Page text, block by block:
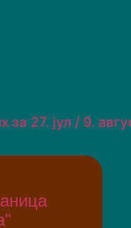
за 27. јул / 9.